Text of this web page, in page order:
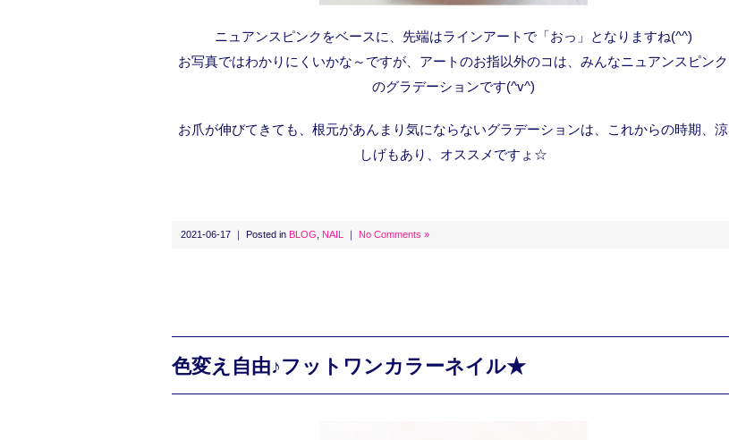
ニュアンスピンクをベースに、先端はラインアートで「おっ」となりますね(^^)
お写真ではわかりにくいかな～ですが、アートのお指以外のコは、みんなニュアンスピンク
のグラデーションです(^v^)
お爪が伸びてきても、根元があんまり気にならないグラデーションは、これからの時期、涼
しげもあり、オススメですょ☆
2021-06-17 ｜ Posted in BLOG NAIL ｜ No Comments »
色変え自由♪フットワンカラーネイル★